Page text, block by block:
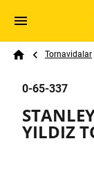
Search
Breadcrumb
Tornavidalar
0-65-337
YILDIZ